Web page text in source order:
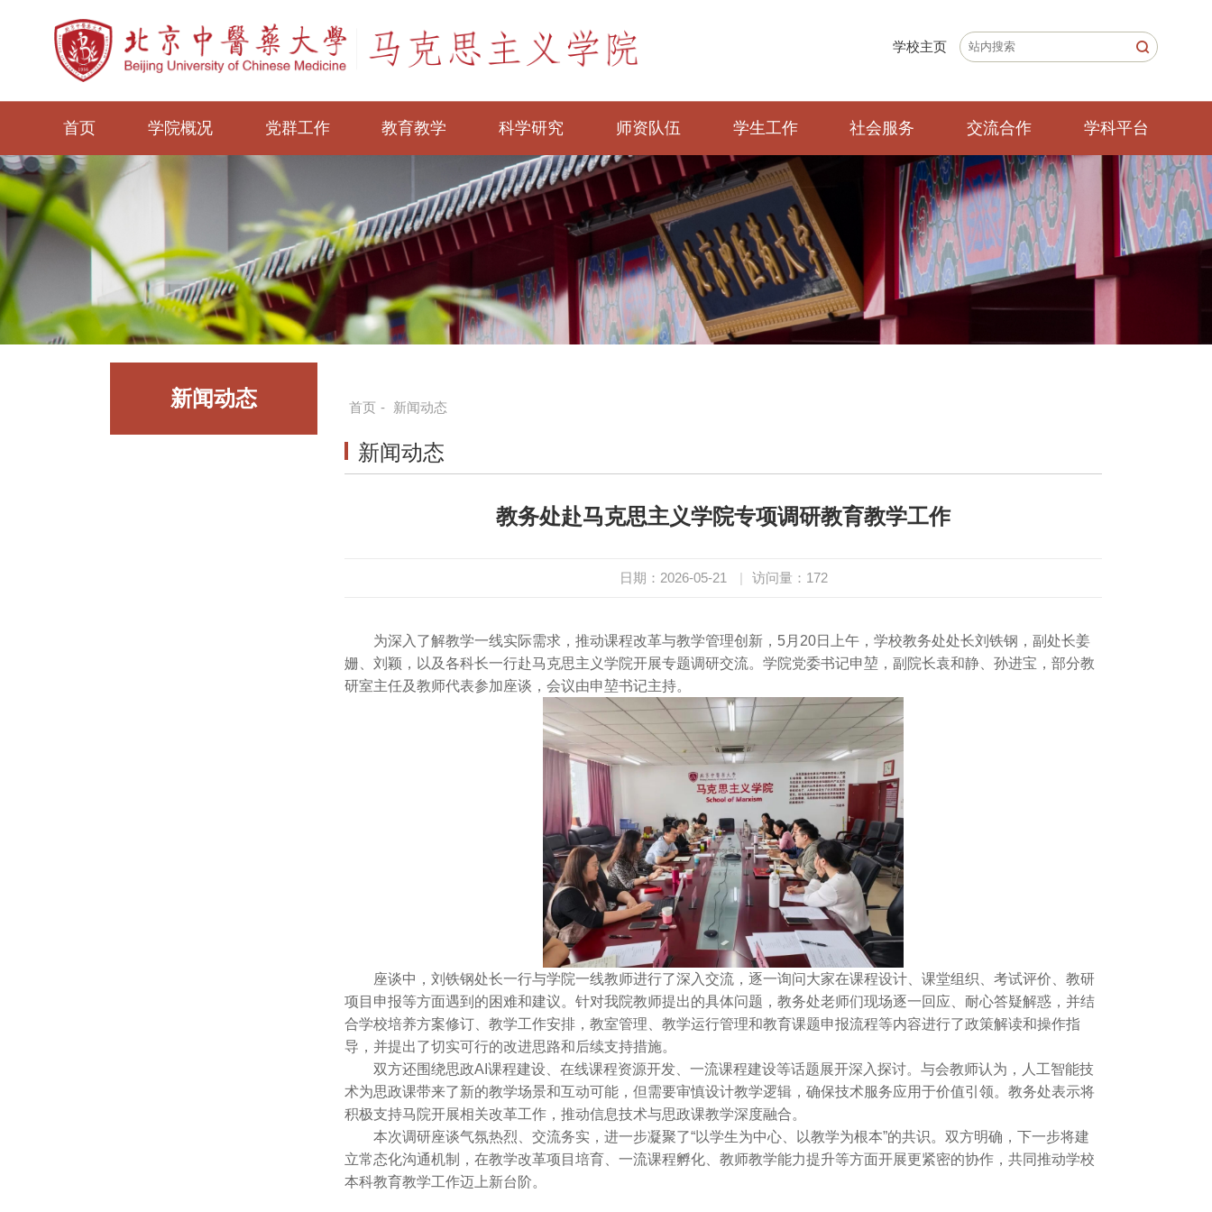
学校主页
首页 学院概况 党群工作 教育教学 科学研究 师资队伍 学生工作 社会服务 交流合作 学科平台
新闻动态 首页 - 新闻动态
新闻动态
教务处赴马克思主义学院专项调研教育教学工作
日期：2026-05-21 | 访问量： 172
为深入了解教学一线实际需求，推动课程改革与教学管理创新，5月20日上午，学校教务处处长刘铁钢，副处长姜
姗、刘颖，以及各科长一行赴马克思主义学院开展专题调研交流。学院党委书记申堃，副院长袁和静、孙进宝，部分教
研室主任及教师代表参加座谈，会议由申堃书记主持。
座谈中，刘铁钢处长一行与学院一线教师进行了深入交流，逐一询问大家在课程设计、课堂组织、考试评价、教研
项目申报等方面遇到的困难和建议。针对我院教师提出的具体问题，教务处老师们现场逐一回应、耐心答疑解惑，并结
合学校培养方案修订、教学工作安排，教室管理、教学运行管理和教育课题申报流程等内容进行了政策解读和操作指
导，并提出了切实可行的改进思路和后续支持措施。
双方还围绕思政AI课程建设、在线课程资源开发、一流课程建设等话题展开深入探讨。与会教师认为，人工智能技
术为思政课带来了新的教学场景和互动可能，但需要审慎设计教学逻辑，确保技术服务应用于价值引领。教务处表示将
积极支持马院开展相关改革工作，推动信息技术与思政课教学深度融合。
本次调研座谈气氛热烈、交流务实，进一步凝聚了“以学生为中心、以教学为根本”的共识。双方明确，下一步将建
立常态化沟通机制，在教学改革项目培育、一流课程孵化、教师教学能力提升等方面开展更紧密的协作，共同推动学校
本科教育教学工作迈上新台阶。